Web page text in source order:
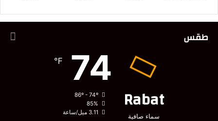
طقس
Rabat
سماء صافية
74
℉
85%
3.11 ميل/ساعة